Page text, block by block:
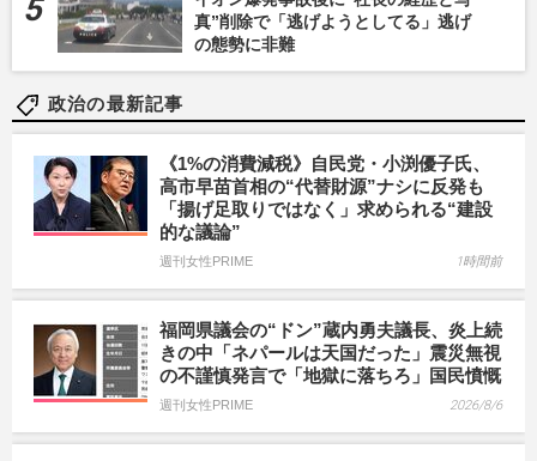
真”削除で「逃げようとしてる」逃げ
の態勢に非難
政治の最新記事
《1%の消費減税》自民党・小渕優子氏、
高市早苗首相の“代替財源”ナシに反発も
「揚げ足取りではなく」求められる“建設
的な議論”
週刊女性PRIME 1時間前
福岡県議会の“ドン”蔵内勇夫議長、炎上続
きの中「ネパールは天国だった」震災無視
の不謹慎発言で「地獄に落ちろ」国民憤慨
週刊女性PRIME 2026/8/6